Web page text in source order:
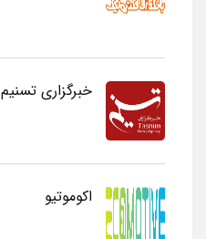
خبرگزاری تسنیم
اکوموتیو